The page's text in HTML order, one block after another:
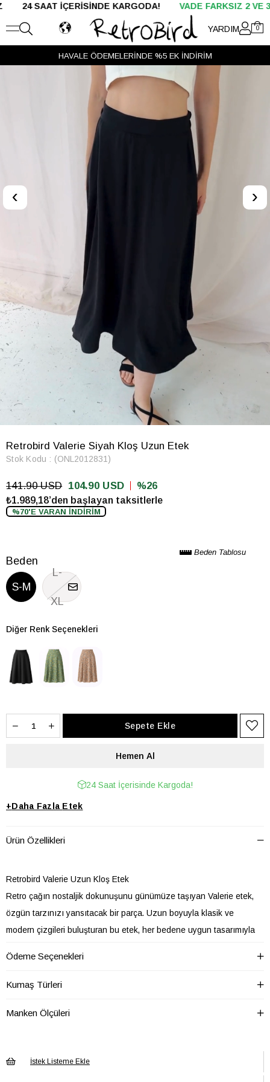
İÇERİSİNDE KARGODA!VADE FARKSIZ 2 VE 3 TAKSİT
YARDIM 0
HAVALE ÖDEMELERİNDE %5 EK İNDİRİM
‹ ›
Retrobird Valerie Siyah Kloş Uzun Etek
Stok Kodu (ONL2012831)
141.90 USD 104.90 USD
26
₺1.989,18’den başlayan taksitlerle
%70'E VARAN İNDİRİM
Beden Tablosu
Beden
S-M
L-
XL
Diğer Renk Seçenekleri
24 Saat İçerisinde Kargoda!
+Daha Fazla Etek
Ürün Özellikleri
Retrobird Valerie Uzun Kloş Etek
Retro çağın nostaljik dokunuşunu günümüze taşıyan Valerie etek,
özgün tarzınızı yansıtacak bir parça. Uzun boyuyla klasik ve
modern çizgileri buluşturan bu etek, her bedene uygun tasarımıyla
Retro moda tutkunları için özel olarak tasarlanmış olan Retrobird'ün
Valerie Eteği, geçmişin zarafetini ve modern rahatlığı bir araya
75 cm'lik uzunluğuyla mükemmel noktada bulunan bu etek, S-M
rahatça genişler. Böylece her bedene mükemmel uyum sağlar.
Ödeme Seçenekleri
Kumaş Türleri
Manken Ölçüleri
İstek Listeme Ekle